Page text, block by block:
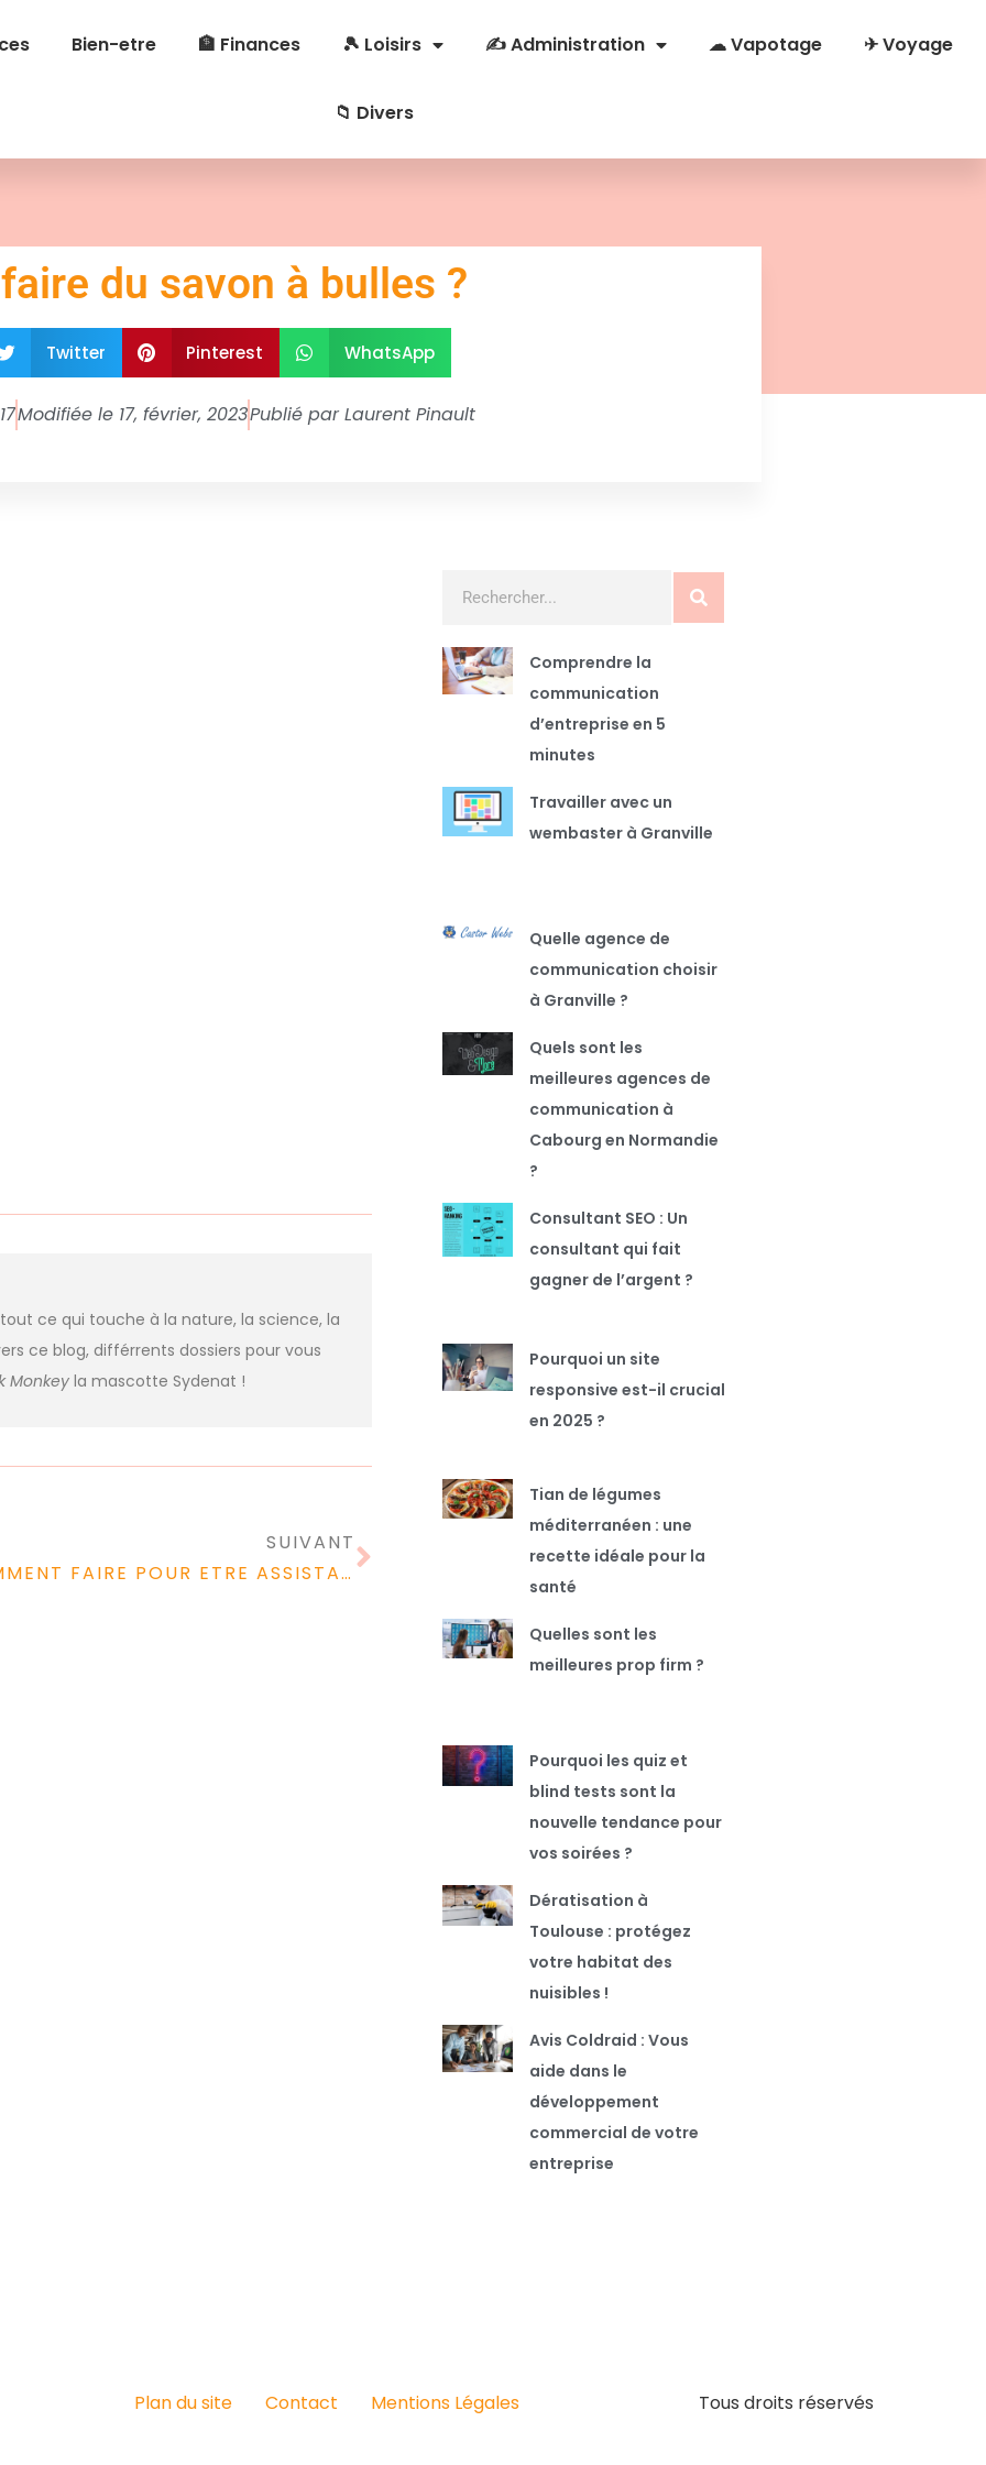
Bien-etre 🏦 Finances 🎾 Loisirs ✍ Administration ☁ Vapotage ✈ Voyage
📁 Divers
du savon à bulles ?
Twitter Pinterest WhatsApp
Modifiée le 17, février, 2023Publié parLaurent Pinault
ce qui touche à la nature, la science, la
ce blog, différrents dossiers pour vous
Monkey la mascotte Sydenat !
SUIVANT
COMMENT FAIRE POUR ETRE ASSISTANTE MATERNELLE ?
Comprendre la
communication
d’entreprise en 5
minutes
Travailler avec un
wembaster à Granville
Quelle agence de
communication choisir
à Granville ?
Quels sont les
meilleures agences de
communication à
Cabourg en Normandie
?
Consultant SEO : Un
consultant qui fait
gagner de l’argent ?
Pourquoi un site
responsive est-il crucial
en 2025 ?
Tian de légumes
méditerranéen : une
recette idéale pour la
santé
Quelles sont les
meilleures prop firm ?
Pourquoi les quiz et
blind tests sont la
nouvelle tendance pour
vos soirées ?
Dératisation à
Toulouse : protégez
votre habitat des
nuisibles !
Avis Coldraid : Vous
aide dans le
développement
commercial de votre
entreprise
Plan du site Contact Mentions Légales Tous droits réservés